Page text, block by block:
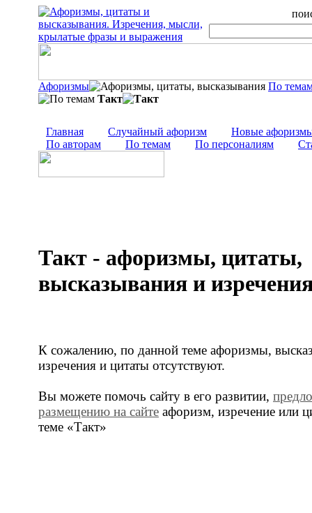
Афоризмы
По
Такт
Главная Случайный афоризм
Новые
По авторам
По темам По персоналиям
Такт - афоризмы, цитаты,
высказывания и
К сожалению, по данной теме афоризмы,
изречения и цитаты отсутствуют.
Вы можете помочь сайту в его развитии,
размещению на сайте афоризм, изречение или
теме «Такт»